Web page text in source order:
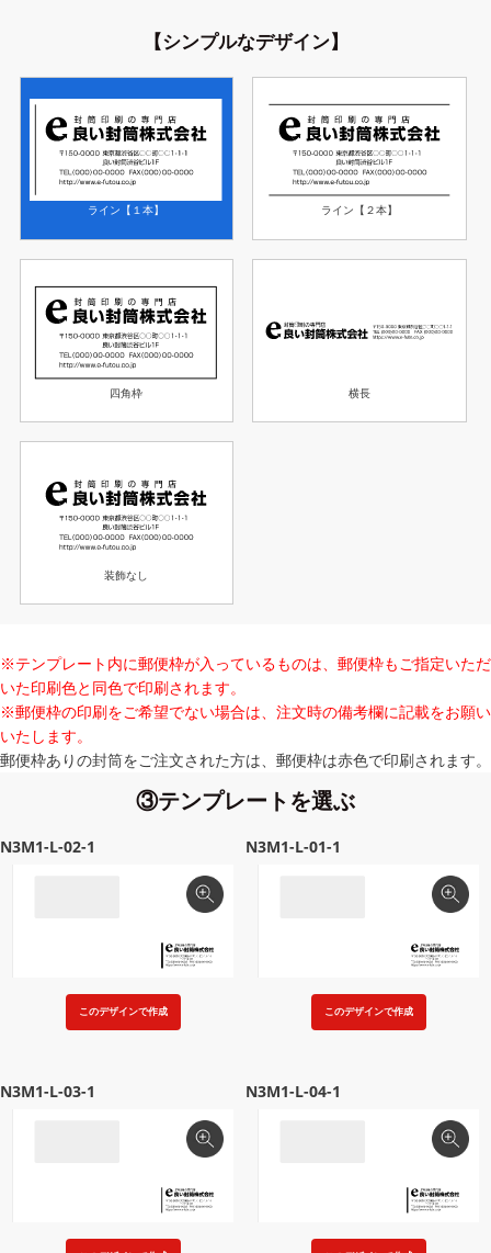
【シンプルなデザイン】
ライン【１本】 ライン【２本】
四角枠 横長
装飾なし
※テンプレート内に郵便枠が入っているものは、郵便枠もご指定いただ
いた印刷色と同色で印刷されます。
※郵便枠の印刷をご希望でない場合は、注文時の備考欄に記載をお願い
いたします。
郵便枠ありの封筒をご注文された方は、郵便枠は赤色で印刷されます。
③テンプレートを選ぶ
N3M1-L-02-1
このデザインで作成
N3M1-L-01-1
このデザインで作成
N3M1-L-03-1 N3M1-L-04-1